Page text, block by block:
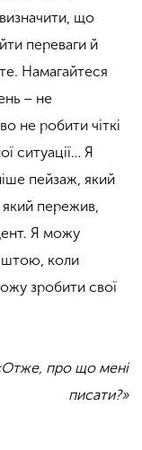
що
переваги й
Намагайтеся
– не
не робити чіткі
ситуації… Я
пейзаж, який
який пережив,
Я можу
коли
зробити свої
про що мені
писати?»